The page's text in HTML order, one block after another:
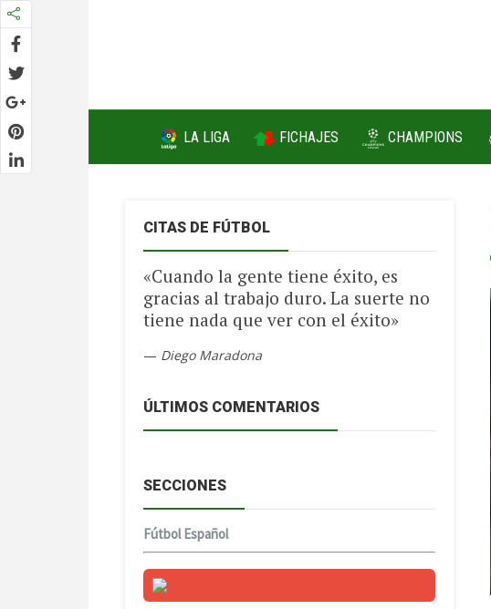
LA LIGA FICHAJES CHAMPIONS
CITAS DE FÚTBOL
«Cuando la gente tiene éxito, es
gracias al trabajo duro. La suerte no
tiene nada que ver con el éxito»
— Diego Maradona
ÚLTIMOS COMENTARIOS
SECCIONES
Fútbol Español